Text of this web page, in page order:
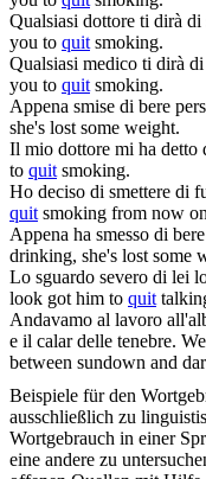
Qualsiasi dottore ti dirà di
you to quitsmoking.
Qualsiasi medico ti dirà di
you to quitsmoking.
Appena smise di bere
she's lost some weight.
Il mio dottore mi ha detto
to quitsmoking.
Ho deciso di smettere di
quitsmoking from now
Appena ha smesso di
drinking, she's lost some
Lo sguardo severo di lei
look got him to quit
Andavamo al lavoro
e il calar delle tenebre.
between sundown and
Beispiele für den
ausschließlich zu
Wortgebrauch in einer
eine andere zu